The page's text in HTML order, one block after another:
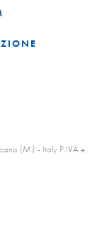
(Mi) - Italy P.IVA e